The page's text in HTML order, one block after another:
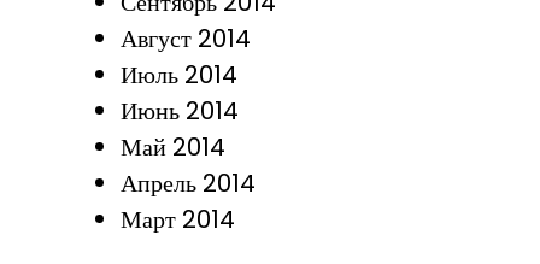
Август 2014
Июль 2014
Июнь 2014
Май 2014
Апрель 2014
Март 2014